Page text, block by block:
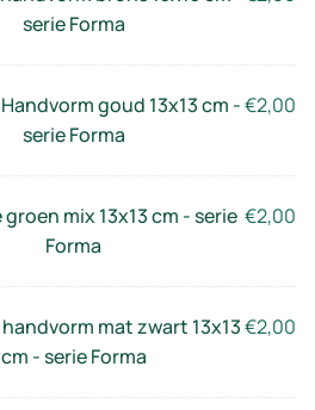
serie Forma
goud 13x13 cm -
serie Forma
€2,00
groen mix 13x13 cm - serie
Forma
€2,00
mat zwart 13x13
cm - serie Forma
€2,00